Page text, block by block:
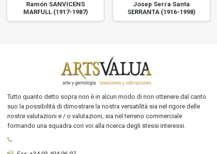
Ramón SANVICENS
MARFULL (1917-1987)
Josep Serra Santa
SERRANTA (1916-1998)
Tutto quanto detto sopra non è in alcun modo di non ottenere dal canto
suo la possibilità di dimostrare la nostra versatilità sia nel rigore delle
nostre valutazioni e / o valutazioni, sia nel terreno commerciale
formando una squadra con voi alla ricerca degli stessi interessi.